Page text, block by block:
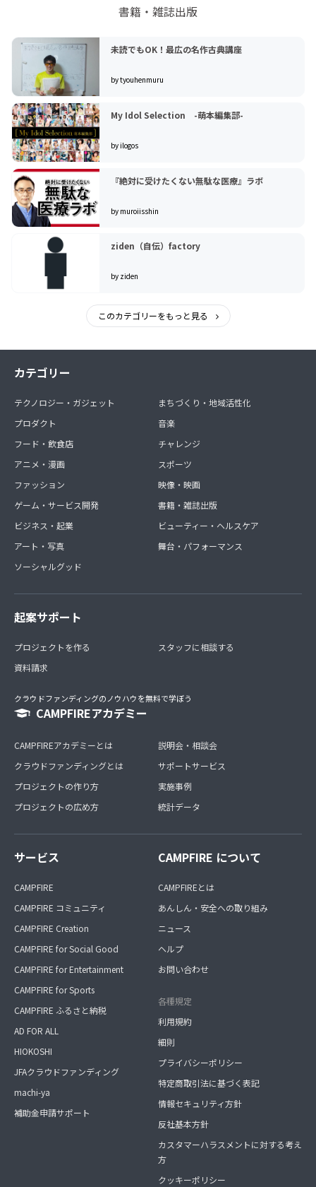
書籍・雑誌出版
未読でもOK！最広の名作古典講座
by tyouhenmuru
My Idol Selection -萌本編集部-
by ilogos
『絶対に受けたくない無駄な医療』ラボ
by muroiisshin
ziden（自伝）factory
by ziden
このカテゴリーをもっと見る
カテゴリー
テクノロジー・ガジェット
プロダクト
フード・飲食店
アニメ・漫画
ファッション
ゲーム・サービス開発
ビジネス・起業
アート・写真
ソーシャルグッド
まちづくり・地域活性化
音楽
チャレンジ
スポーツ
映像・映画
書籍・雑誌出版
ビューティー・ヘルスケア
舞台・パフォーマンス
起案サポート
プロジェクトを作る
資料請求
スタッフに相談する
クラウドファンディングのノウハウを無料で学ぼう
CAMPFIREアカデミー
CAMPFIREアカデミーとは
クラウドファンディングとは
プロジェクトの作り方
プロジェクトの広め方
説明会・相談会
サポートサービス
実施事例
統計データ
サービス
CAMPFIRE
CAMPFIRE コミュニティ
CAMPFIRE Creation
CAMPFIRE for Social Good
CAMPFIRE for Entertainment
CAMPFIRE for Sports
CAMPFIRE ふるさと納税
AD FOR ALL
HIOKOSHI
JFAクラウドファンディング
machi-ya
補助金申請サポート
CAMPFIRE について
CAMPFIREとは
あんしん・安全への取り組み
ニュース
ヘルプ
お問い合わせ
各種規定
利用規約
細則
プライバシーポリシー
特定商取引法に基づく表記
情報セキュリティ方針
反社基本方針
カスタマーハラスメントに対する考え
方
クッキーポリシー